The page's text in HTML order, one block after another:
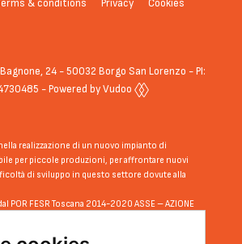
& conditions Privacy Cookies
24 - 50032 Borgo San Lorenzo - PI:
- Powered by Vudoo
realizzazione di un nuovo impianto di
per piccole produzioni, per affrontare nuovi
di sviluppo in questo settore dovute alla
POR FESR Toscana 2014-2020 ASSE – AZIONE
di internazionalizzazione per una storica
della Cina e Taiwan”